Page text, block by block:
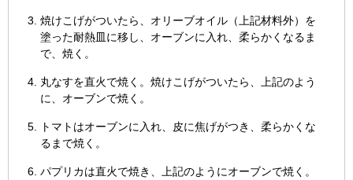
焼けこげがついたら、オリーブオイル（上記材料外）を
塗った耐熱皿に移し、オーブンに入れ、柔らかくなるま
で、焼く。
丸なすを直火で焼く。焼けこげがついたら、上記のよう
に、オーブンで焼く。
トマトはオーブンに入れ、皮に焦げがつき、柔らかくな
るまで焼く。
パプリカは直火で焼き、上記のようにオーブンで焼く。